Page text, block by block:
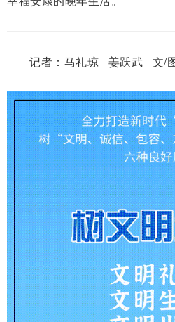
记者：马礼琼 姜跃武 文/